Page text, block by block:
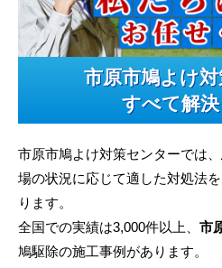
市原市鳩よけ
すべて解決
市原市鳩よけ対策センターでは
場の状況に応じて適した対処法
ります。
全国での実績は3,000件以上、 市
鳩駆除の施工事例があります。